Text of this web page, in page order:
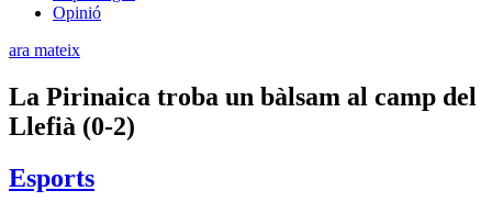
Opinió
ara mateix
La Pirinaica troba un bàlsam al camp del
Llefià (0-2)
Esports